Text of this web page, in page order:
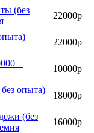
(без
22000р
22000р
+
10000р
опыта)
18000р
(без
16000р